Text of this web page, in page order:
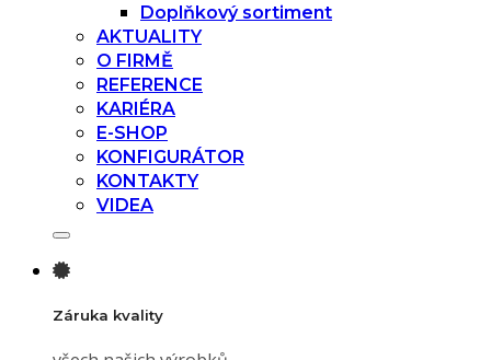
Doplňkový sortiment
AKTUALITY
O FIRMĚ
REFERENCE
KARIÉRA
E-SHOP
KONFIGURÁTOR
KONTAKTY
VIDEA
Záruka kvality